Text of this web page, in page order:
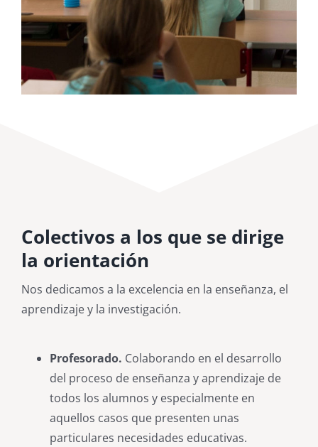
Colectivos a los que se dirige
la orientación
Nos dedicamos a la excelencia en la enseñanza, el
aprendizaje y la investigación.
Profesorado. Colaborando en el desarrollo
del proceso de enseñanza y aprendizaje de
todos los alumnos y especialmente en
aquellos casos que presenten unas
particulares necesidades educativas.